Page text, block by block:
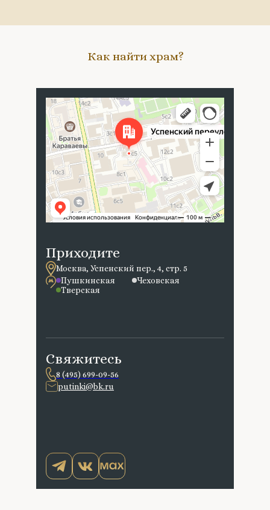
Свяжитесь
8 (495) 699-09-56
putinki@bk.ru
Приходите
Москва, Успенский пер., 4, стр. 5
Пушкинская
Чеховская
Тверская
Как найти храм?
Москва
Успенский переулок, 4с5 — Яндекс Карты